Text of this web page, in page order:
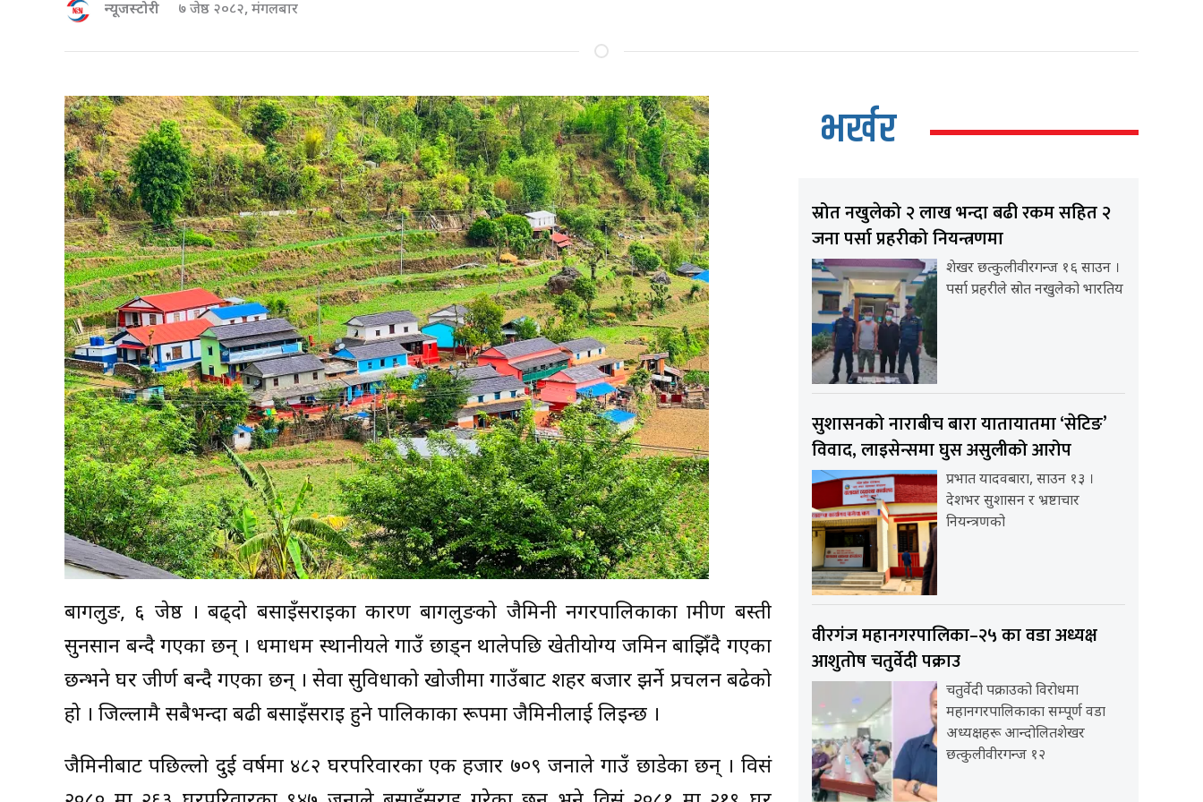
न्यूजस्टोरी ७ जेष्ठ २०८२, मंगलबार
बागलुङ, ६ जेष्ठ । बढ्दो बसाइँसराइका कारण बागलुङको जैमिनी नगरपालिकाका ग्रामीण बस्ती
सुनसान बन्दै गएका छन् । धमाधम स्थानीयले गाउँ छाड्न थालेपछि खेतीयोग्य जमिन बाझिँदै गएका
छन्भने घर जीर्ण बन्दै गएका छन् । सेवा सुविधाको खोजीमा गाउँबाट शहर बजार झर्ने प्रचलन बढेको
हो । जिल्लामै सबैभन्दा बढी बसाइँसराइ हुने पालिकाका रूपमा जैमिनीलाई लिइन्छ ।
जैमिनीबाट पछिल्लो दुई वर्षमा ४८२ घरपरिवारका एक हजार ७०९ जनाले गाउँ छाडेका छन् । विसं
भर्खर
स्रोत नखुलेको २ लाख भन्दा बढी रकम सहित २
जना पर्सा प्रहरीको नियन्त्रणमा
शेखर छत्कुलीवीरगन्ज १६ साउन ।
पर्सा प्रहरीले स्रोत नखुलेको भारतिय
सुशासनको नाराबीच बारा यातायातमा ‘सेटिङ’
विवाद, लाइसेन्समा घुस असुलीको आरोप
प्रभात यादवबारा, साउन १३ ।
देशभर सुशासन र भ्रष्टाचार
नियन्त्रणको
वीरगंज महानगरपालिका–२५ का वडा अध्यक्ष
आशुतोष चतुर्वेदी पक्राउ
चतुर्वेदी पक्राउको विरोधमा
महानगरपालिकाका सम्पूर्ण वडा
अध्यक्षहरू आन्दोलितशेखर
छत्कुलीवीरगन्ज १२